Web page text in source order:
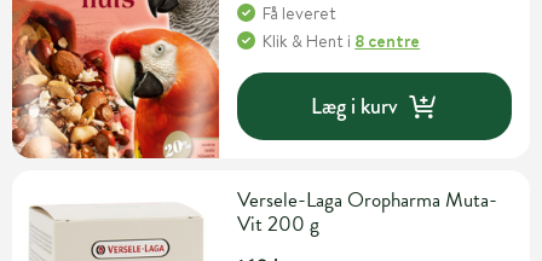
Få leveret
Klik & Hent i 8 centre
Læg i kurv
Versele-Laga Oropharma Muta-
Vit 200 g